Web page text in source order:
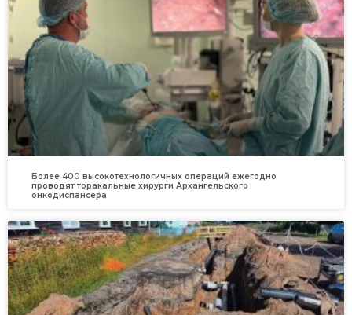
Более 400 высокотехнологичных операций ежегодно
проводят торакальные хирурги Архангельского
онкодиспансера